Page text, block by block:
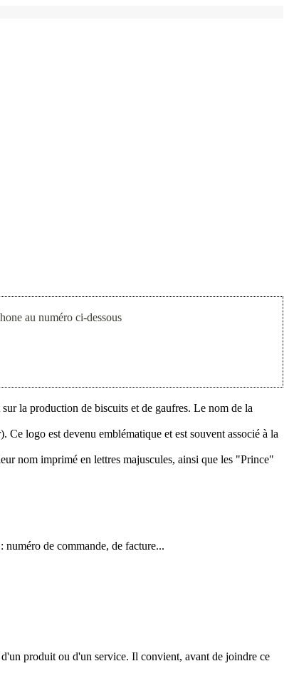
au numéro ci-dessous
la production de biscuits et de gaufres. Le nom de la
logo est devenu emblématique et est souvent associé à la
nom imprimé en lettres majuscules, ainsi que les "Prince"
de commande, de facture...
produit ou d'un service. Il convient, avant de joindre ce